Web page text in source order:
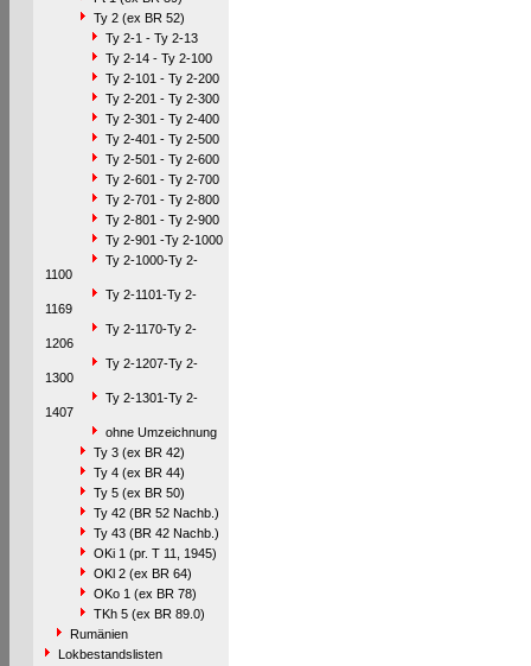
Ty 2 (ex BR 52)
Ty 2-1 - Ty 2-13
Ty 2-14 - Ty 2-100
Ty 2-101 - Ty 2-200
Ty 2-201 - Ty 2-300
Ty 2-301 - Ty 2-400
Ty 2-401 - Ty 2-500
Ty 2-501 - Ty 2-600
Ty 2-601 - Ty 2-700
Ty 2-701 - Ty 2-800
Ty 2-801 - Ty 2-900
Ty 2-901 -Ty 2-1000
Ty 2-1000-Ty 2-
1100
Ty 2-1101-Ty 2-
1169
Ty 2-1170-Ty 2-
1206
Ty 2-1207-Ty 2-
1300
Ty 2-1301-Ty 2-
1407
ohne Umzeichnung
Ty 3 (ex BR 42)
Ty 4 (ex BR 44)
Ty 5 (ex BR 50)
Ty 42 (BR 52 Nachb.)
Ty 43 (BR 42 Nachb.)
OKi 1 (pr. T 11, 1945)
OKl 2 (ex BR 64)
OKo 1 (ex BR 78)
TKh 5 (ex BR 89.0)
Rumänien
Lokbestandslisten